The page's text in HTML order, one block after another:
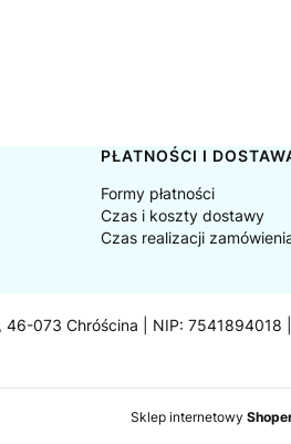
PŁATNOŚCI I
Formy płatności
Czas i koszty dostawy
Czas realizacji
46-073 Chróścina | NIP: 7541894018
Sklep internetowy